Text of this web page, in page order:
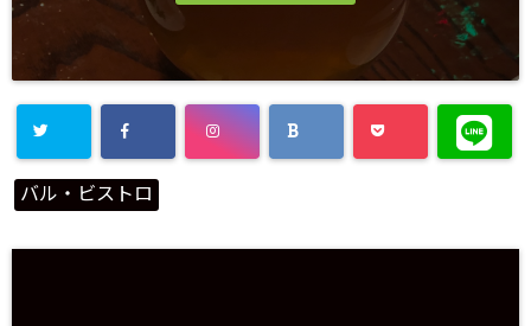
バル・ビストロ